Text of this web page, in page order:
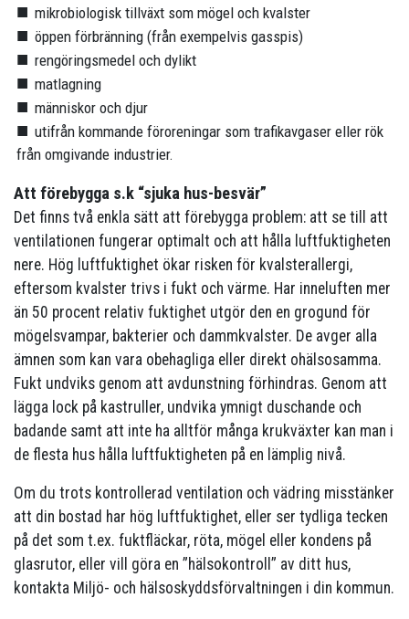
mikrobiologisk tillväxt som mögel och kvalster
öppen förbränning (från exempelvis gasspis)
rengöringsmedel och dylikt
matlagning
människor och djur
utifrån kommande föroreningar som trafikavgaser eller rök
från omgivande industrier.
Att förebygga s.k “sjuka hus-besvär”
Det finns två enkla sätt att förebygga problem: att se till att
ventilationen fungerar optimalt och att hålla luftfuktigheten
nere. Hög luftfuktighet ökar risken för kvalsterallergi,
eftersom kvalster trivs i fukt och värme. Har inneluften mer
än 50 procent relativ fuktighet utgör den en grogund för
mögelsvampar, bakterier och dammkvalster. De avger alla
ämnen som kan vara obehagliga eller direkt ohälsosamma.
Fukt undviks genom att avdunstning förhindras. Genom att
lägga lock på kastruller, undvika ymnigt duschande och
badande samt att inte ha alltför många krukväxter kan man i
de flesta hus hålla luftfuktigheten på en lämplig nivå.
Om du trots kontrollerad ventilation och vädring misstänker
att din bostad har hög luftfuktighet, eller ser tydliga tecken
på det som t.ex. fuktfläckar, röta, mögel eller kondens på
glasrutor, eller vill göra en ”hälsokontroll” av ditt hus,
kontakta Miljö- och hälsoskyddsförvaltningen i din kommun.